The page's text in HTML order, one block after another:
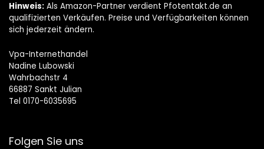
Hinweis: Als Amazon-Partner verdient Pfotentakt.de an
qualifizierten Verkäufen. Preise und Verfügbarkeiten können
sich jederzeit ändern.
Vpa-Internethandel
Nadine Lubowski
Wahrbachstr 4
66887 Sankt Julian
Tel 0170-6035695
Folgen Sie uns